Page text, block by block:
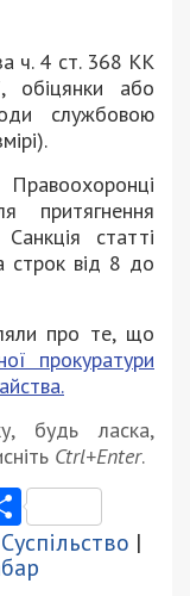
ч. 4 ст. 368 КК
обіцянки або
службовою
притягнення
статті
строк від 8 до
про те, що
прокуратури
будь ласка,
Ctrl+Enter.
Суспільство |